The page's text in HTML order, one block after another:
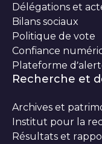
Délégations et
Bilans sociaux
Politique de vote
Confiance
Plateforme
Recherche et
Archives et
Institut pour la
Résultats et